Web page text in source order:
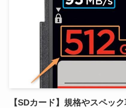
【SDカード】規格やスペッ